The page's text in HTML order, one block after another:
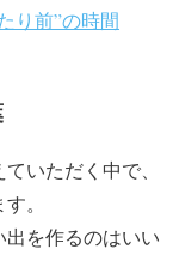
り前”の時間
いただく中で、
。
出を作るのはいい